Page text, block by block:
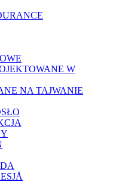
W
NA TAJWANIE